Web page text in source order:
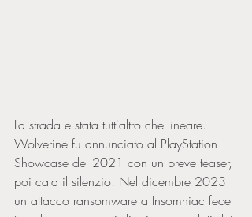
La strada e stata tutt'altro che lineare.
Wolverine fu annunciato al PlayStation
Showcase del 2021 con un breve teaser,
poi cala il silenzio. Nel dicembre 2023
un attacco ransomware a Insomniac fece